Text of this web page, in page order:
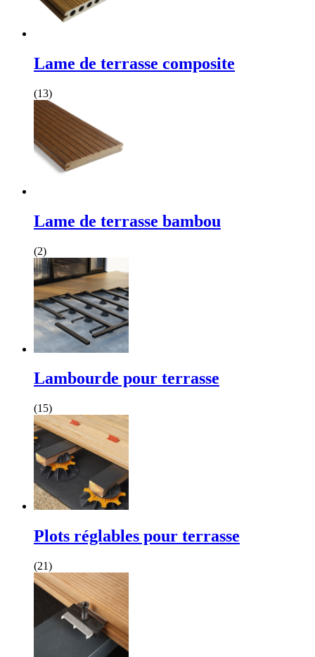
Lame de terrasse composite
(13)
Lame de terrasse bambou
(2)
Lambourde pour terrasse
(15)
Plots réglables pour terrasse
(21)